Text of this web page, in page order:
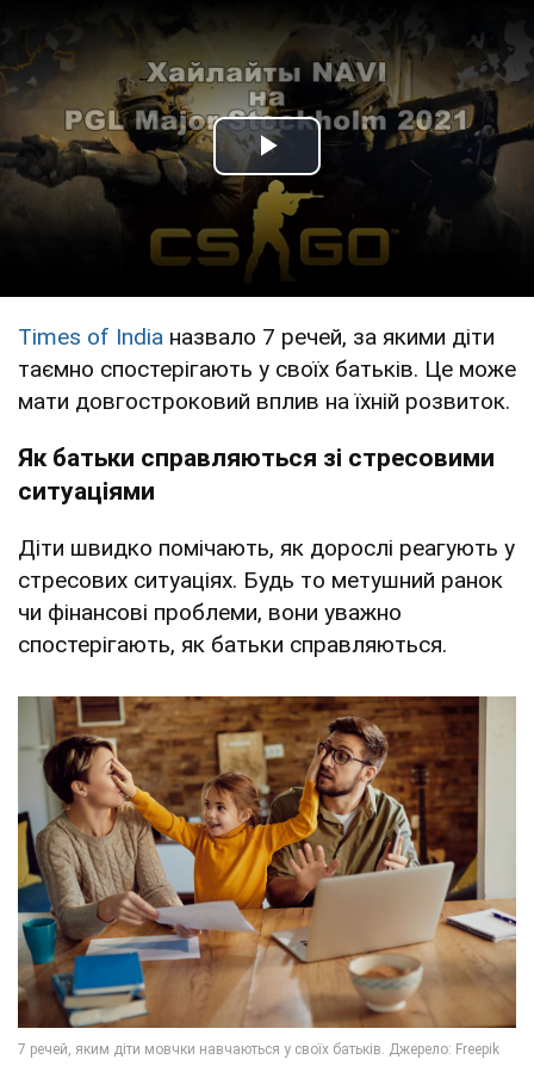
Play Video
Times of India назвало 7 речей, за якими діти
таємно спостерігають у своїх батьків. Це може
мати довгостроковий вплив на їхній розвиток.
Як батьки справляються зі стресовими
ситуаціями
Діти швидко помічають, як дорослі реагують у
стресових ситуаціях. Будь то метушний ранок
чи фінансові проблеми, вони уважно
спостерігають, як батьки справляються.